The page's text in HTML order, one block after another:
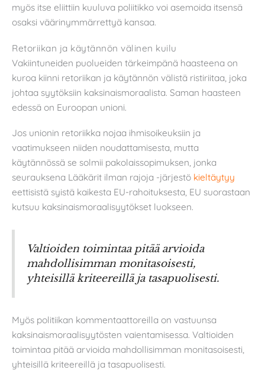
myös itse eliittiin kuuluva poliitikko voi asemoida itsensä
osaksi väärinymmärrettyä kansaa.
Retoriikan ja käytännön välinen kuilu
Vakiintuneiden puolueiden tärkeimpänä haasteena on
kuroa kiinni retoriikan ja käytännön välistä ristiriitaa, joka
johtaa syytöksiin kaksinaismoraalista. Saman haasteen
edessä on Euroopan unioni.
Jos unionin retoriikka nojaa ihmisoikeuksiin ja
vaatimukseen niiden noudattamisesta, mutta
käytännössä se solmii pakolaissopimuksen, jonka
seurauksena Lääkärit ilman rajoja -järjestö kieltäytyy
eettisistä syistä kaikesta EU-rahoituksesta, EU suorastaan
kutsuu kaksinaismoraalisyytökset luokseen.
Valtioiden toimintaa pitää arvioida
mahdollisimman monitasoisesti,
yhteisillä kriteereillä ja tasapuolisesti.
Myös politiikan kommentaattoreilla on vastuunsa
kaksinaismoraalisyytösten vaientamisessa. Valtioiden
toimintaa pitää arvioida mahdollisimman monitasoisesti,
yhteisillä kriteereillä ja tasapuolisesti.